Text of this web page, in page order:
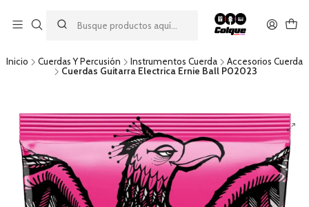
descuento por pago con transferencia bancaria
por una compra mínima de $49.990. Este descuento no es
acumulable a otras promociones ni aplicable a gastos de envío.
Inicio Cuerdas Y Percusión Instrumentos Cuerda
Accesorios Cuerda
Cuerdas Guitarra Electrica Ernie Ball P02023